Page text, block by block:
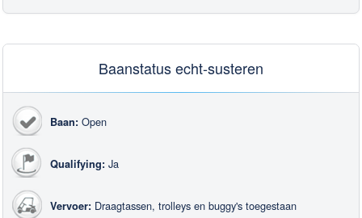
Baanstatus echt-susteren
Baan: Open
Qualifying: Ja
Vervoer: Draagtassen, trolleys en buggy's toegestaan